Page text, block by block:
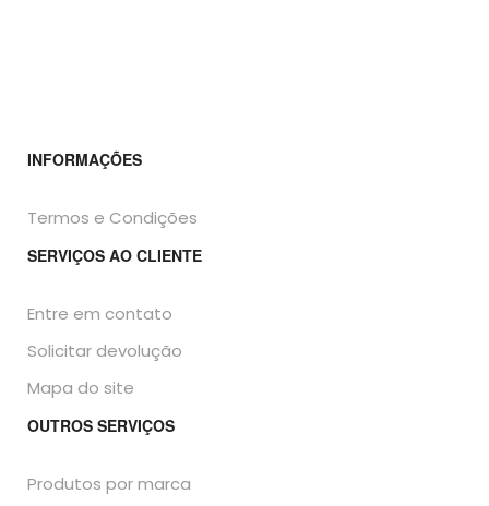
INFORMAÇÕES
Termos e Condições
SERVIÇOS AO CLIENTE
Entre em contato
Solicitar devolução
Mapa do site
OUTROS SERVIÇOS
Produtos por marca